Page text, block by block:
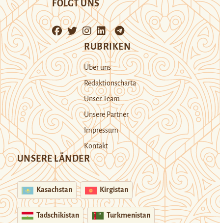
FOLGT UNS
RUBRIKEN
Über uns
Redaktionscharta
Unser Team
Unsere Partner
Impressum
Kontakt
UNSERE LÄNDER
Kasachstan Kirgistan
Tadschikistan Turkmenistan